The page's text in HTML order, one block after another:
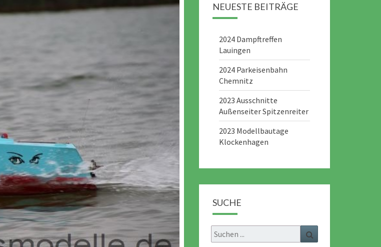
NEUESTE BEITRÄGE
2024 Dampftreffen
Lauingen
2024 Parkeisenbahn
Chemnitz
2023 Ausschnitte
Außenseiter Spitzenreiter
2023 Modellbautage
Klockenhagen
SUCHE
Search
for: